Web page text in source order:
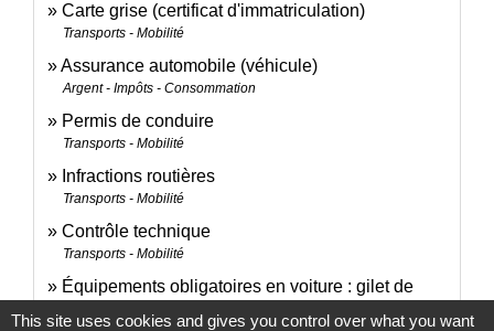
Carte grise (certificat d'immatriculation)
Transports - Mobilité
Assurance automobile (véhicule)
Argent - Impôts - Consommation
Permis de conduire
Transports - Mobilité
Infractions routières
Transports - Mobilité
Contrôle technique
Transports - Mobilité
Équipements obligatoires en voiture : gilet de
sécurité, triangle...
This site uses cookies and gives you control over what you want